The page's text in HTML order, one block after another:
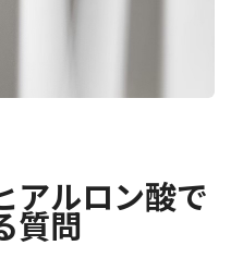
アルロン酸で
質問